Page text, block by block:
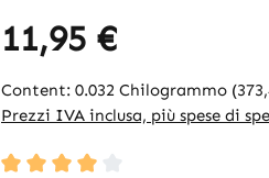
11,95 €
Content: 0.032 Chilogrammo
Prezzi IVA inclusa, più spese di